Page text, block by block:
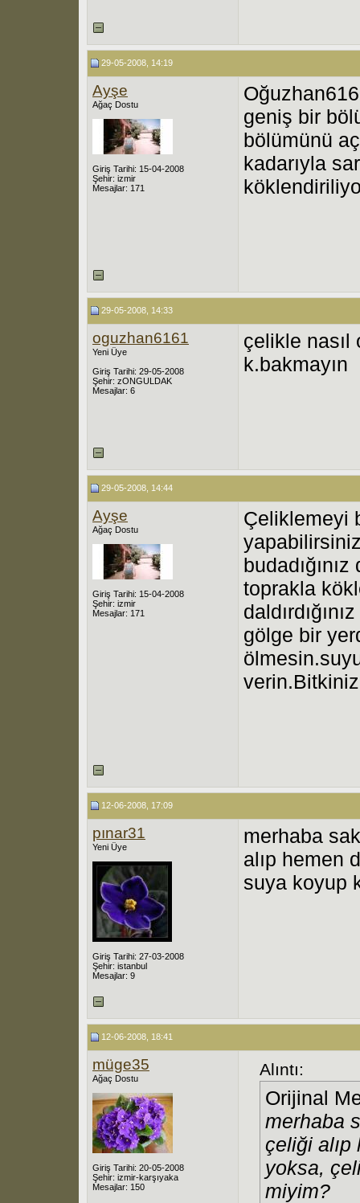
29-05-2008, 14:19
Ayşe
Ağaç Dostu
Giriş Tarihi: 15-04-2008
Şehir: izmir
Mesajlar: 171
geniş bir
bölümünü
kadarıyla
29-05-2008, 14:33
oguzhan6161
Yeni Üye
Giriş Tarihi: 29-05-2008
Şehir: zONGULDAK
Mesajlar: 6
çelikle
k.bakmayın
29-05-2008, 14:44
Ayşe
Ağaç Dostu
Giriş Tarihi: 15-04-2008
Şehir: izmir
Mesajlar: 171
Çeliklemeyi
toprakla
gölge bir
12-06-2008, 17:09
pınar31
Yeni Üye
Giriş Tarihi: 27-03-2008
Şehir: istanbul
Mesajlar: 9
merhaba
alıp hemen
suya koyup
12-06-2008, 18:41
müge35
Ağaç Dostu
Giriş Tarihi: 20-05-2008
Şehir: izmir-karşıyaka
Mesajlar: 150
Alıntı:
Orijinal
merhaba
çeliği
yoksa,
miyim?